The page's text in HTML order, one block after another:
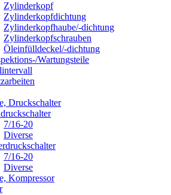
Zylinderkopf
Zylinderkopfdichtung
Zylinderkopfhaube/-dichtung
Zylinderkopfschrauben
Öleinfülldeckel/-dichtung
Wartungsteile
Druckschalter
7/16-20
Diverse
7/16-20
Diverse
Kompressor